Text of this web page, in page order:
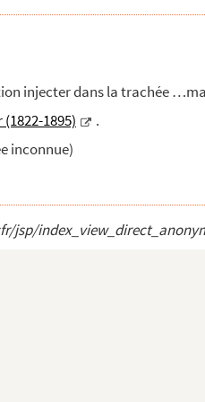
série / ...
un ch...
découvrir...
a...
e...
du C...
(sic...
seraient...
demandé,...
injecter dans la trachée
1895)
.
inconnue)